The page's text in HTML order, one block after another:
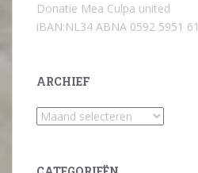
Donatie Mea Culpa united
iBAN:NL34 ABNA 0592 5951 61
ARCHIEF
Archief